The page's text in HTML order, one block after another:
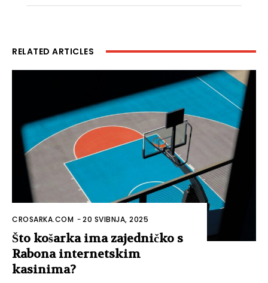
RELATED ARTICLES
CROSARKA.COM -20 SVIBNJA, 2025
Što košarka ima zajedničko s
Rabona internetskim
kasinima?